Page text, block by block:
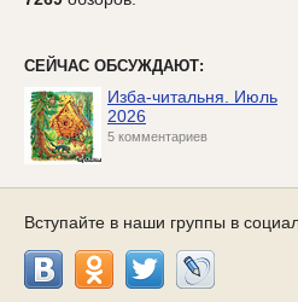
СЕЙЧАС ОБСУЖДАЮТ:
Изба-читальня. Июль
2026
5 комментариев
Вступайте в наши группы в